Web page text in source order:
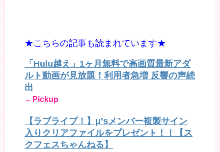
★こちらの記事も読まれています★
「Hulu越え」1ヶ月無料で高画質最新アダ
ルト動画が見放題！利用者急増 反響の声続
出
←Pickup
【ラブライブ！】μ’sメンバー複製サイン
入りクリアファイルをプレゼント！！【ス
クフェスちゃんねる】